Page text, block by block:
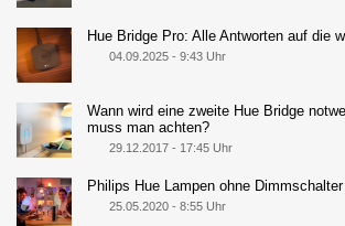
Hue Bridge Pro: Alle Antworten auf die
04.09.2025 - 9:43 Uhr
Wann wird eine zweite Hue Bridge
muss man achten?
29.12.2017 - 17:45 Uhr
Philips Hue Lampen ohne
25.05.2020 - 8:55 Uhr